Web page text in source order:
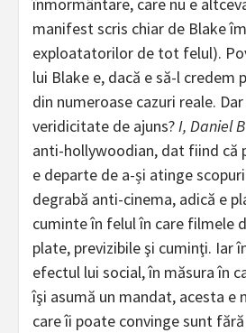
manifest scris chiar de Blake
exploatatorilor de tot felul).
lui Blake e, dacă e să-l credem
din numeroase cazuri reale.
veridicitate de ajuns?I, Daniel
anti-hollywoodian, dat fiind că
e departe de a-și atinge
degrabă anti-cinema, adică e
cuminte în felul în care filmele
plate, previzibile şi cuminţi. Iar
efectul lui social, în măsura în
îşi asumă un mandat, acesta e
care îi poate convinge sunt